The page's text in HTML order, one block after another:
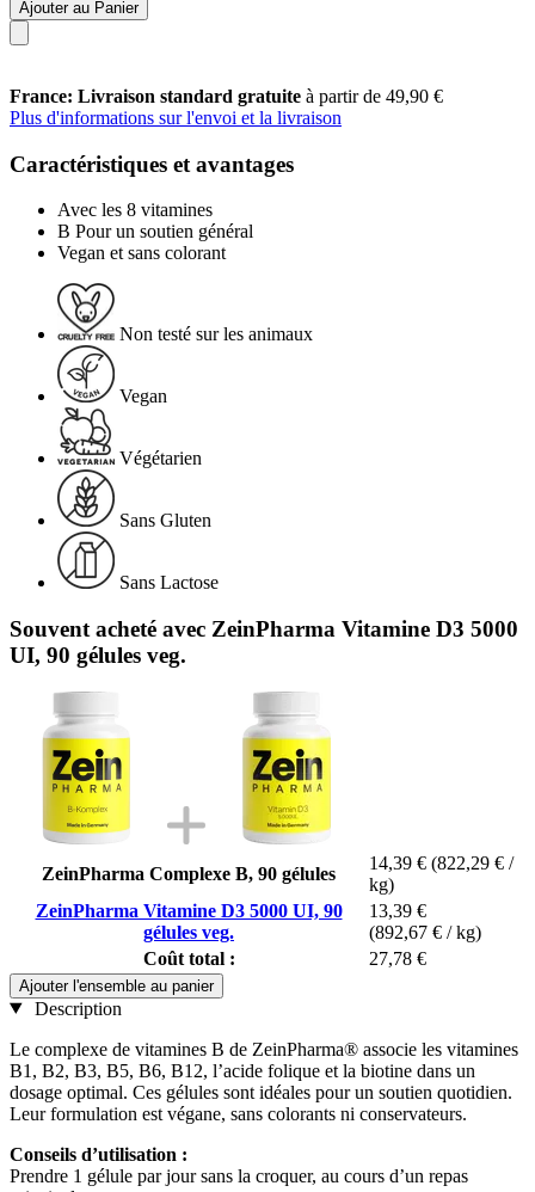
Ajouter au Panier
France: Livraison standard gratuite à partir de 49,90 €
Plus d'informations sur l'envoi et la livraison
Caractéristiques et avantages
Avec les 8 vitamines
B Pour un soutien général
Vegan et sans colorant
Non testé sur les animaux
Vegan
Végétarien
Sans Gluten
Sans Lactose
Souvent acheté avec ZeinPharma Vitamine D3 5000
UI, 90 gélules veg.
ZeinPharma Complexe B, 90 gélules
14,39 € (822,29 € /
kg)
ZeinPharma Vitamine D3 5000 UI, 90
gélules veg.
13,39 €
(892,67 € / kg)
Coût total :
27,78 €
Ajouter l'ensemble au panier
Description
Le complexe de vitamines B de ZeinPharma® associe les vitamines
B1, B2, B3, B5, B6, B12, l’acide folique et la biotine dans un
dosage optimal. Ces gélules sont idéales pour un soutien quotidien.
Leur formulation est végane, sans colorants ni conservateurs.
Conseils d’utilisation :
Prendre 1 gélule par jour sans la croquer, au cours d’un repas